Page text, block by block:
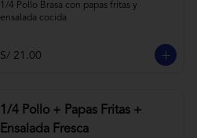
1/4 Pollo Brasa con papas fritas y
ensalada cocida
S/ 21.00
1/4 Pollo + Papas Fritas +
Ensalada Fresca